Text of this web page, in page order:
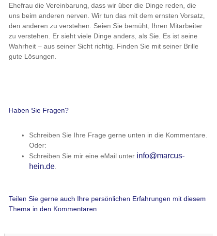
Ehefrau die Vereinbarung, dass wir über die Dinge reden, die
uns beim anderen nerven. Wir tun das mit dem ernsten Vorsatz,
den anderen zu verstehen. Seien Sie bemüht, Ihren Mitarbeiter
zu verstehen. Er sieht viele Dinge anders, als Sie. Es ist seine
Wahrheit – aus seiner Sicht richtig. Finden Sie mit seiner Brille
gute Lösungen.
Haben Sie Fragen?
Schreiben Sie Ihre Frage gerne unten in die Kommentare.
Oder:
Schreiben Sie mir eine eMail unter info@marcus-
hein.de.
Teilen Sie gerne auch Ihre persönlichen Erfahrungen mit diesem
Thema in den Kommentaren.